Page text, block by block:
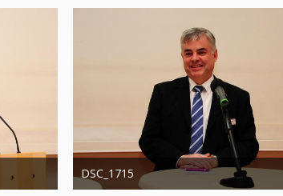
DSC_1715
Administrator
20. August 2019